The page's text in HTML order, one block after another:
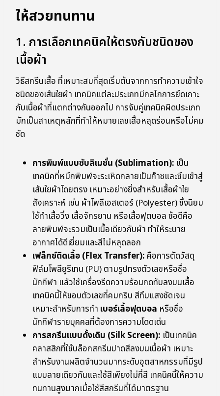
ให้สวยทนทาน
1. การเลือกเทคนิคให้ตรงกับชนิดของ
เนื้อผ้า
วิธีสกรีนเสื้อ ที่เหมาะสมที่สุดเริ่มต้นจากการทำความเข้าใจ
ชนิดของเส้นใยผ้า เทคนิคแต่ละประเภทมีกลไกการยึดเกาะ
กับเนื้อผ้าที่แตกต่างกันออกไป การจับคู่เทคนิคผิดประเภท
มักเป็นสาเหตุหลักที่ทำให้หมายเลขเสื้อหลุดร่อนหรือไม่คม
ชัด
การพิมพ์แบบซับลิเมชั่น (Sublimation): เป็น
เทคนิคที่หมึกพิมพ์จะระเหิดกลายเป็นก๊าซและซึมเข้าสู่
เส้นใยผ้าโดยตรง เหมาะอย่างยิ่งสำหรับเสื้อผ้าใย
สังเคราะห์ เช่น ผ้าโพลีเอสเตอร์ (Polyester) ซึ่งนิยม
ใช้ทำเสื้อวิ่ง เสื้อจักรยาน หรือเสื้อฟุตบอล ข้อดีคือ
ลายพิมพ์จะรวมเป็นเนื้อเดียวกับผ้า ทำให้ระบาย
อากาศได้ดีเยี่ยมและสีไม่หลุดลอก
เฟล็กซ์ติดเสื้อ (Flex Transfer): คือการตัดวัสดุ
ฟิล์มโพลียูรีเทน (PU) ตามรูปทรงตัวเลขหรือชื่อ
นักกีฬา แล้วใช้เครื่องรีดความร้อนกดทับลงบนเสื้อ
เทคนิคนี้ให้ขอบตัวเลขที่คมกริบ สีทึบแสงชัดเจน
เหมาะสำหรับการทำ เบอร์เสื้อฟุตบอล หรือชื่อ
นักกีฬารายบุคคลที่ต้องการความโดดเด่น
การสกรีนแบบดั้งเดิม (Silk Screen): เป็นเทคนิค
คลาสสิกที่ใช้บล็อกสกรีนปาดสีลงบนเนื้อผ้า เหมาะ
สำหรับงานผลิตจำนวนมากระดับอุตสาหกรรมที่มีรูป
แบบลายเดียวกันและใช้สีเพียงไม่กี่สี เทคนิคนี้ให้ความ
ทนทานสูงมากเมื่อใช้สีสกรีนที่ได้มาตรฐาน